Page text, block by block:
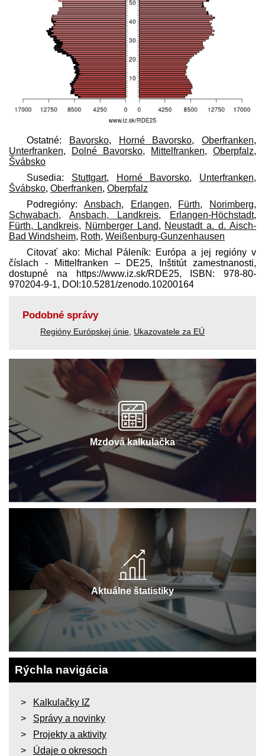
Ostatné: Bavorsko, Horné Bavorsko, Oberfranken,
Unterfranken, Dolné Bavorsko, Mittelfranken, Oberpfalz,
Švábsko
Susedia: Stuttgart, Horné Bavorsko, Unterfranken,
Švábsko, Oberfranken, Oberpfalz
Podregióny: Ansbach, Erlangen, Fürth, Norimberg,
Schwabach, Ansbach, Landkreis, Erlangen-Höchstadt,
Fürth, Landkreis, Nürnberger Land, Neustadt a. d. Aisch-
Bad Windsheim, Roth, Weißenburg-Gunzenhausen
Citovať ako: Michal Páleník: Európa a jej regióny v
číslach - Mittelfranken – DE25, Inštitút zamestnanosti,
dostupné na https://www.iz.sk/​RDE25, ISBN: 978-80-
970204-9-1, DOI:10.5281/zenodo.10200164
Podobné správy
Regióny Európskej únie Ukazovatele za EÚ
Mzdová kalkulačka
Aktuálne štatistiky
Rýchla navigácia
Kalkulačky IZ
Správy a novinky
Projekty a aktivity
Údaje o okresoch